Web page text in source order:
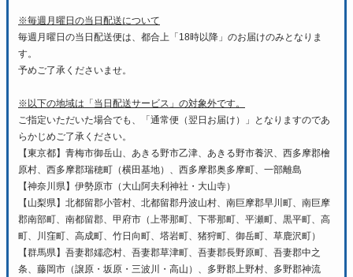
※毎週月曜日の当日配送について
毎週月曜日の当日配送便は、都合上「18時以降」のお届けのみとなりま
す。
予めご了承くださいませ。
※以下の地域は「当日配送サービス」の対象外です。
ご指定いただいた場合でも、「通常便（翌日お届け）」となりますのであ
らかじめご了承ください。
【東京都】青梅市御岳山、あきる野市乙津、あきる野市養沢、西多摩郡檜
原村、西多摩郡瑞穂町（横田基地）、西多摩郡奥多摩町、一部離島
【神奈川県】伊勢原市（大山阿夫利神社・大山寺）
【山梨県】北都留郡小菅村、北都留郡丹波山村、南巨摩郡早川町、南巨摩
郡南部町、南都留郡、甲府市（上帯那町、下帯那町、平瀬町、黒平町、高
町、川窪町、高成町、竹日向町、塔岩町、猪狩町、御岳町、草鹿沢町）
【群馬県】吾妻郡嬬恋村、吾妻郡草津町、吾妻郡長野原町、吾妻郡中之
条、藤岡市（譲原・坂原・三波川・高山）、多野郡上野村、多野郡神流